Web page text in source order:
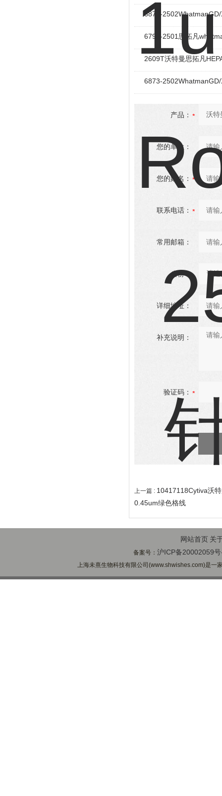
6872-
6798-2501思拓凡
2609T沃特曼思拓凡
6873-
产品：
您的单位：
您的姓名：
联系电话：
常用邮箱：
省份：
详细地址：
补充说明：
验证码：
上一篇 : 10417118Cytiva沃
0.45um绿色格线
网站首页 关
备案号：沪ICP备20002059
上海未熹生物科技有限公司(www.shwishes.com)是一